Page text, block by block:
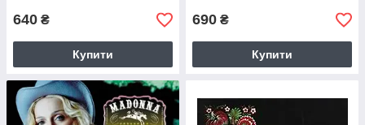
640 ₴
Купити
690 ₴
Купити